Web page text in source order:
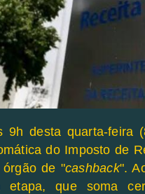
9h desta quarta-feira
do Imposto de
de "cashback".
etapa, que soma